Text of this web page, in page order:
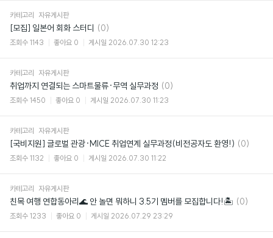
카테고리 자유게시판
[모집] 일본어 회화 스터디 댓
글
(0)
조회수 1143 좋아요 0 게시일 2026.07.30 12:23
카테고리 자유게시판
취업까지 연결되는 스마트물류·무역 실무과정 댓
글
(0)
조회수 1450 좋아요 0 게시일 2026.07.30 11:23
카테고리 자유게시판
[국비지원] 글로벌 관광·MICE 취업연계 실무과정(비전공자도 환영!) 댓
(0)
조회수 1132 좋아요 0 게시일 2026.07.30 11:22
카테고리 자유게시판
친목 여행 연합동아리🌊 안 놀면 뭐하니 3.5기 멤버를 모집합니다!🏝 댓
(0)
조회수 1233 좋아요 0 게시일 2026.07.29 23:29